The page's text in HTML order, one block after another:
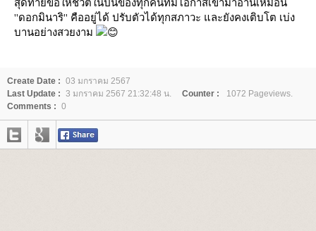
''ดอกมินาริ'' คืออยู่ได้ ปรับตัวได้ทุกสภาวะ และยังคงเติบโต เบ่ง
บานอย่างสวยงาม
Create Date : 03 มกราคม 2567
Last Update : 3 มกราคม 2567 21:32:48 น. Counter :
1072 Pageviews.
Comments : 0